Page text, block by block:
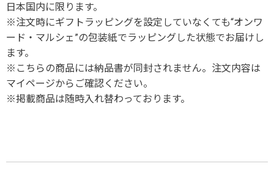
日本国内に限ります。
※注文時にギフトラッピングを設定していなくても“オンワ
ード・マルシェ”の包装紙でラッピングした状態でお届けし
ます。
※こちらの商品には納品書が同封されません。注文内容は
マイページからご確認ください。
※掲載商品は随時入れ替わっております。